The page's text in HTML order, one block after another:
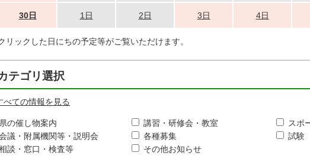
30日 1日 2日 3日 4日
リックした日にちの予定等がご覧いただけます。
テゴリ選択
べての情報を見る
の催し物案内 講習・研修会・教室
スポ
議・附属機関等・説明会
各種募集
試験
談・窓口・検査等
その他お知らせ